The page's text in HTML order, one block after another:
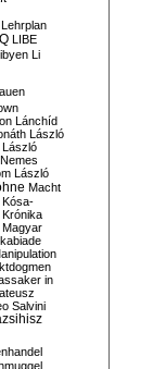
Lehrplan
LIBE
Li
Lánchíd
László
László
László
Macht
Kósa-
Magyar
in
Salvini